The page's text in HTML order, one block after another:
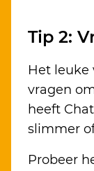
Tip 2:
Het leuke
vragen
heeft
slimmer
Probeer